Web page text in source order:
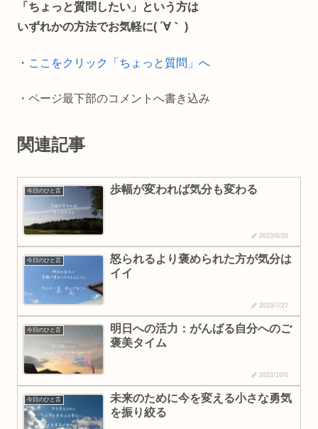
o i
「ちょっと質問したい」という方は
いずれかの方法でお気軽に( ´∀｀ )
・ ここをクリック「ちょっと質問」へ
・ページ最下部のコメントへ書き込み
関連記事
今日のひと言 歩幅が変われば気分も変わる
2023/6/20
今日のひと言
怒られるより褒められた方が気分は
イイ
2023/7/27
今日のひと言
明日への活力：がんばる自分へのご
褒美タイム
2023/10/6
今日のひと言
未来のために今を変える小さな勇気
を振り絞る